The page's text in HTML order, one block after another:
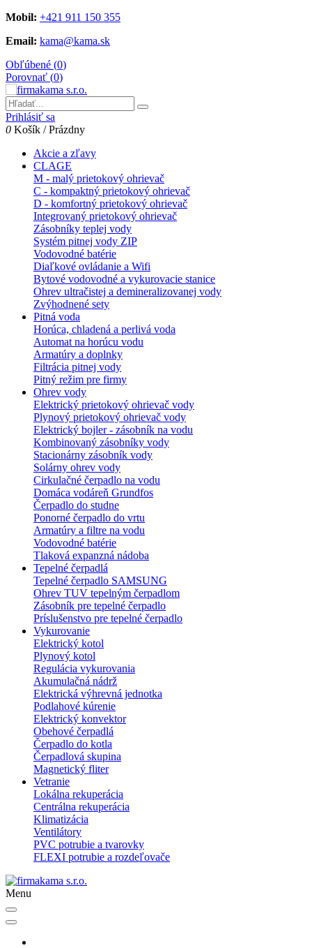
Mobil: +421 911 150 355
Email: kama@kama.sk
Obľúbené (0)
Porovnať (0)
Prihlásiť sa
0 Košík /Prázdny
Akcie a zľavy
CLAGE
M - malý prietokový ohrievač
C - kompaktný prietokový ohrievač
D - komfortný prietokový ohrievač
Integrovaný prietokový ohrievač
Zásobníky teplej vody
Systém pitnej vody ZIP
Vodovodné batérie
Diaľkové ovládanie a Wifi
Bytové vodovodné a vykurovacie stanice
Ohrev ultračistej a demineralizovanej vody
Zvýhodnené sety
Pitná voda
Horúca, chladená a perlivá voda
Automat na horúcu vodu
Armatúry a doplnky
Filtrácia pitnej vody
Pitný režim pre firmy
Ohrev vody
Elektrický prietokový ohrievač vody
Plynový prietokový ohrievač vody
Elektrický bojler - zásobník na vodu
Kombinovaný zásobníky vody
Stacionárny zásobník vody
Solárny ohrev vody
Cirkulačné čerpadlo na vodu
Domáca vodáreň Grundfos
Čerpadlo do studne
Ponorné čerpadlo do vrtu
Armatúry a filtre na vodu
Vodovodné batérie
Tlaková expanzná nádoba
Tepelné čerpadlá
Tepelné čerpadlo SAMSUNG
Ohrev TUV tepelným čerpadlom
Zásobník pre tepelné čerpadlo
Príslušenstvo pre tepelné čerpadlo
Vykurovanie
Elektrický kotol
Plynový kotol
Regulácia vykurovania
Akumulačná nádrž
Elektrická výhrevná jednotka
Podlahové kúrenie
Elektrický konvektor
Obehové čerpadlá
Čerpadlo do kotla
Čerpadlová skupina
Magnetický fliter
Vetranie
Lokálna rekuperácia
Centrálna rekuperácia
Klimatizácia
Ventilátory
PVC potrubie a tvarovky
FLEXI potrubie a rozdeľovače
Menu